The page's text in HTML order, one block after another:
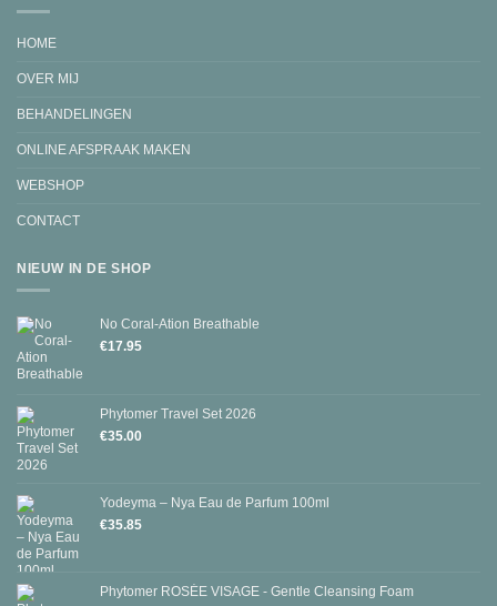
HOME
OVER MIJ
BEHANDELINGEN
ONLINE AFSPRAAK MAKEN
WEBSHOP
CONTACT
NIEUW IN DE SHOP
No Coral-Ation Breathable
€17.95
Phytomer Travel Set 2026
€35.00
Yodeyma – Nya Eau de Parfum 100ml
€35.85
Phytomer ROSÉE VISAGE - Gentle Cleansing Foam